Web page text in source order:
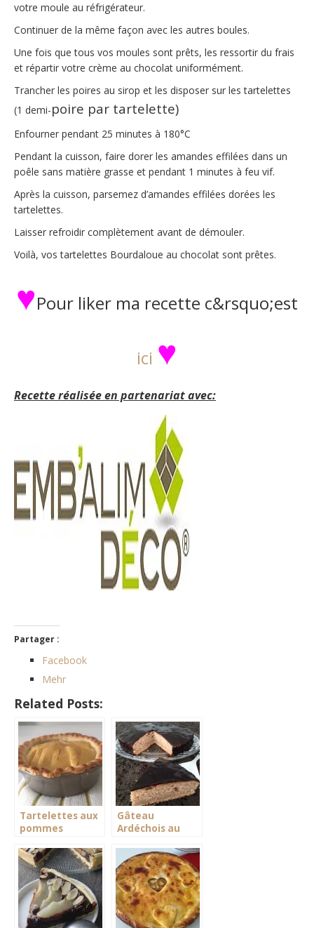
votre moule au réfrigérateur.
Continuer de la même façon avec les autres boules.
Une fois que tous vos moules sont prêts, les ressortir du frais
et répartir votre crème au chocolat uniformément.
Trancher les poires au sirop et les disposer sur les tartelettes
(1 demi-poire par tartelette)
Enfourner pendant 25 minutes à 180°C
Pendant la cuisson, faire dorer les amandes effilées dans un
poêle sans matière grasse et pendant 1 minutes à feu vif.
Après la cuisson, parsemez d’amandes effilées dorées les
tartelettes.
Laisser refroidir complètement avant de démouler.
Voilà, vos tartelettes Bourdaloue au chocolat sont prêtes.
♥Pour liker ma recette c&rsquo;est
ici ♥
Recette réalisée en partenariat avec:
Partager :
Facebook
Mehr
Related Posts:
Tartelettes aux
pommes
Gâteau
Ardéchois au